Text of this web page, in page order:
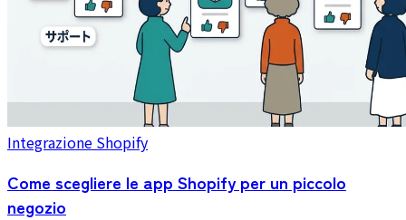
Integrazione Shopify
Come scegliere le app Shopify per un piccolo
negozio